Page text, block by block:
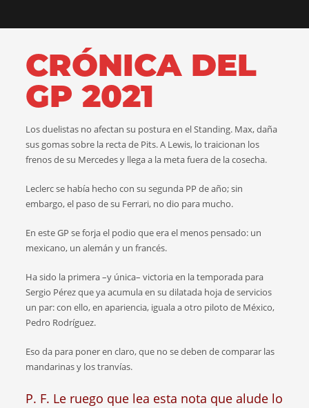
CRÓNICA DEL
GP 2021
Los duelistas no afectan su postura en el Standing. Max, daña
sus gomas sobre la recta de Pits. A Lewis, lo traicionan los
frenos de su Mercedes y llega a la meta fuera de la cosecha.
Leclerc se había hecho con su segunda PP de año; sin
embargo, el paso de su Ferrari, no dio para mucho.
En este GP se forja el podio que era el menos pensado: un
mexicano, un alemán y un francés.
Ha sido la primera –y única– victoria en la temporada para
Sergio Pérez que ya acumula en su dilatada hoja de servicios
un par: con ello, en apariencia, iguala a otro piloto de México,
Pedro Rodríguez.
Eso da para poner en claro, que no se deben de comparar las
mandarinas y los tranvías.
P. F. Le ruego que lea esta nota que alude lo